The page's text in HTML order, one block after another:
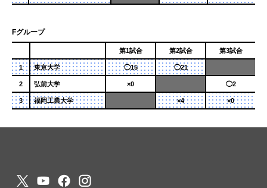
Fグループ
第1試合 第2試合 第3試合
1 東京大学 ◯15 ◯21
2 弘前大学 ×0 ◯2
3 福岡工業大学 ×4 ×0